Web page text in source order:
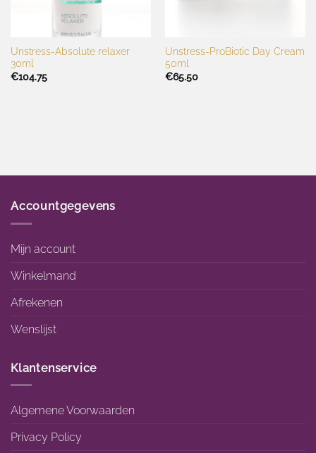
Unstress-Absolute relaxer
30ml
€104.75
Unstress-ProBiotic Day Cream
50ml
€65.50
Accountgegevens
Mijn account
Winkelmand
Afrekenen
Wenslijst
Klantenservice
Algemene Voorwaarden
Privacy Policy